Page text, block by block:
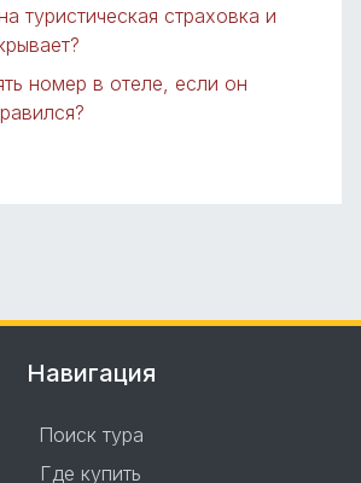
туристическая страховка и
номер в отеле, если он
Навигация
Поиск тура
Где купить